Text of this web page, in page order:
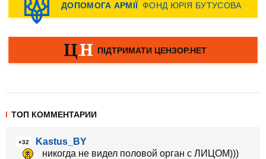
ТОП КОММЕНТАРИИ
+32
Kastus_BY
никогда не видел половой орган с ЛИЦОМ)))